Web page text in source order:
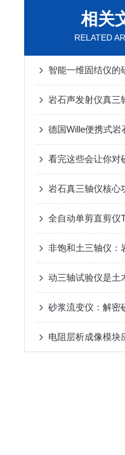
相关
RELATED
智能一维固结仪的
岩石声发射仪真三
德国Wille便携式岩
岩石真三轴仪核心